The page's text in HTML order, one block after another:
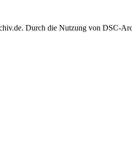
Durch die Nutzung von DSC-